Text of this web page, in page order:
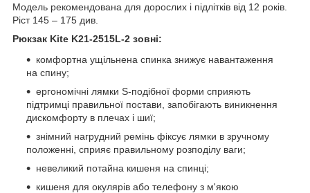
Модель рекомендована для дорослих і підлітків від 12 років.
Ріст 145 – 175 див.
Рюкзак Kite K21-2515L-2 зовні:
комфортна ущільнена спинка знижує навантаження
на спину;
ергономічні лямки S-подібної форми сприяють
підтримці правильної постави, запобігають виникнення
дискомфорту в плечах і шиї;
знімний нагрудний ремінь фіксує лямки в зручному
положенні, сприяє правильному розподілу ваги;
невеликий потайна кишеня на спинці;
кишеня для окулярів або телефону з м'якою